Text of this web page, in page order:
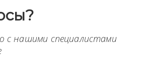
с нашими специалистами